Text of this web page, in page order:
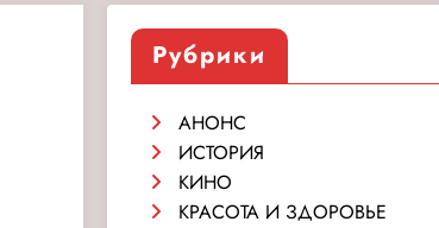
Рубрики
АНОНС
ИСТОРИЯ
КИНО
КРАСОТА И ЗДОРОВЬЕ